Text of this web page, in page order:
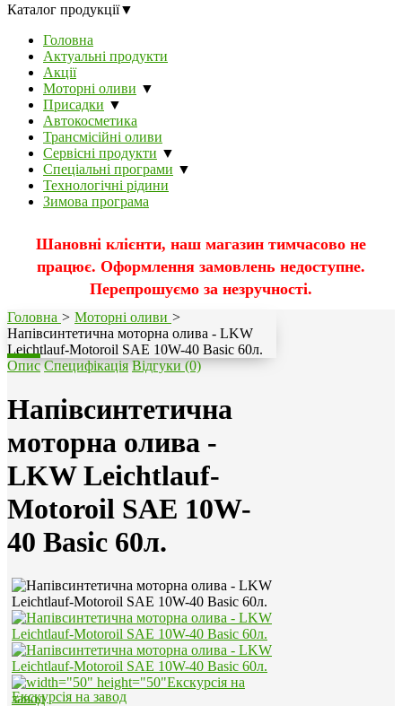
Каталог продукції▼
Головна
Актуальні продукти
Акції
Моторні оливи ▼
Присадки ▼
Автокосметика
Трансмісійні оливи
Сервісні продукти ▼
Спеціальні програми ▼
Технологічні рідини
Зимова програма
Шановні клієнти, наш магазин тимчасово не
працює. Оформлення замовлень недоступне.
Перепрошуємо за незручності.
Головна > Моторні оливи >
Напівсинтетична моторна олива - LKW
Leichtlauf-Motoroil SAE 10W-40 Basic 60л.
Опис Специфікація Відгуки (0)
Напівсинтетична
моторна олива -
LKW Leichtlauf-
Motoroil SAE 10W-
40 Basic 60л.
Екскурсія на завод